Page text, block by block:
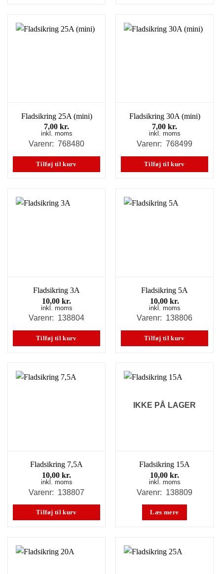
Fladsikring 25A (mini)
7,00 kr.
inkl. moms
Varenr: 768480
Tilføj til kurv
Fladsikring 30A (mini)
7,00 kr.
inkl. moms
Varenr: 768499
Tilføj til kurv
Fladsikring 3A
10,00 kr.
inkl. moms
Varenr: 138804
Tilføj til kurv
Fladsikring 5A
10,00 kr.
inkl. moms
Varenr: 138806
Tilføj til kurv
Fladsikring 7,5A
10,00 kr.
inkl. moms
Varenr: 138807
Tilføj til kurv
IKKE PÅ LAGER
Fladsikring 15A
10,00 kr.
inkl. moms
Varenr: 138809
Læs mere